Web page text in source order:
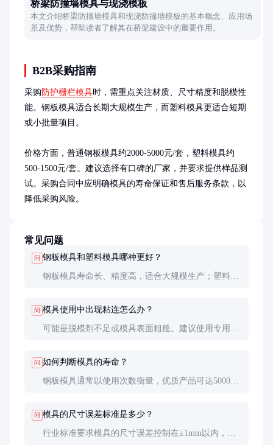
桥梁防撞墙模具与现浇模板
本文介绍桥梁防撞墙模具和现浇防撞墙模板的基本概念、应用场
景及优势，帮助读者了解其在桥梁建设中的重要作用。
B2B采购指南
采购 防护栅栏模具时，需重点关注材质、尺寸精度和脱模性
能。钢板模具适合长期大规模生产，而塑料模具更适合短期
或小批量项目。
价格方面，普通钢板模具约2000-5000元/套，塑料模具约
500-1500元/套。建议选择有口碑的厂家，并要求提供样品测
试。采购合同中应明确模具的寿命保证和售后服务条款，以
降低采购风险。
常见问题
问 钢板模具和塑料模具哪种更好？
钢板模具寿命长、精度高，适合大规模生产；塑料模
问 模具使用中出现粘连怎么办？
可能是脱模剂不足或模具表面粗糙。建议使用专用脱
问 如何判断模具的寿命？
钢板模具通常以使用次数衡量，优质产品可达5000次
问 模具的尺寸误差标准是多少？
行业标准要求模具的尺寸误差控制在±1mm以内，高